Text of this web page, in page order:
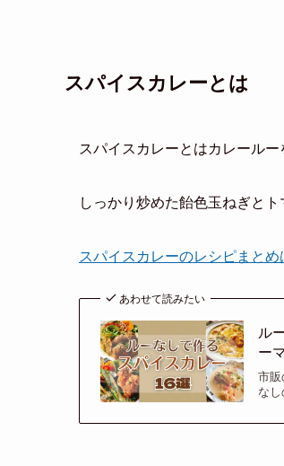
スパイスカレーとは
スパイスカレーとはカレール
しっかり炒めた飴色玉ねぎと
スパイスカレーのレシピまとめ
あわせて読みたい
ル
ー
市
な